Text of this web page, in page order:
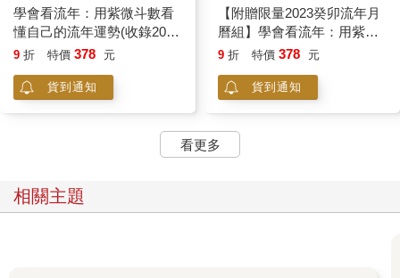
住環境，讓他感覺自在而溫暖，轉換了田宅宮裡面原本的七殺，
例如把家布置得很溫馨舒適，像太陰一樣，當太陰在田宅宮的時
候，破軍可能會是命宮，對宮會是天相，這個人因為家的溫暖與
的星曜就因此轉換了呢？這正是紫微斗數中對於田宅宮在風水上
我們可以從紫微斗數命盤知道，我會喜歡怎樣的居住環境，會挑
然我也就可以反過來，利用改變居住環境來影響命宮。畢竟個性
決定命運，直接改變個性往往很難，但是改變居住環境卻只要懂
學會看流年：用紫微斗數看
懂自己的流年運勢(收錄2023
年運和月運解析)
9 折 特價 378 元
貨到通知
【附贈限量2023癸卯流年月
曆組】學會看流年：用紫微
斗數看懂自己的流年運勢(收
9 折 特價 378 元
貨到通知
看更多
相關主題